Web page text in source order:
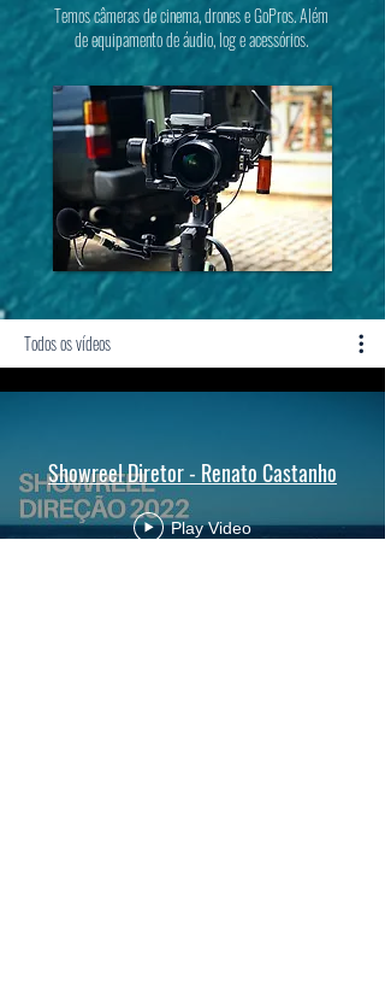
Temos câmeras de cinema, drones e GoPros. Além
de equipamento de áudio, log e acessórios.
Todos os vídeos
Showreel Diretor - Renato Castanho
Play Video